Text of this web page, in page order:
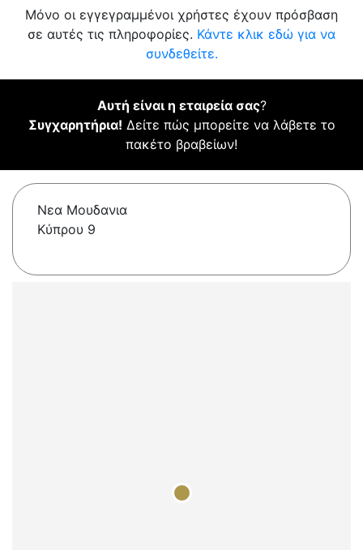
Μόνο οι εγγεγραμμένοι χρήστες έχουν πρόσβαση
σε αυτές τις πληροφορίες. Κάντε κλικ εδώ για να
συνδεθείτε.
Αυτή είναι η εταιρεία σας?
Συγχαρητήρια! Δείτε πώς μπορείτε να λάβετε το
πακέτο βραβείων!
Νεα Μουδανια
Κύπρου 9